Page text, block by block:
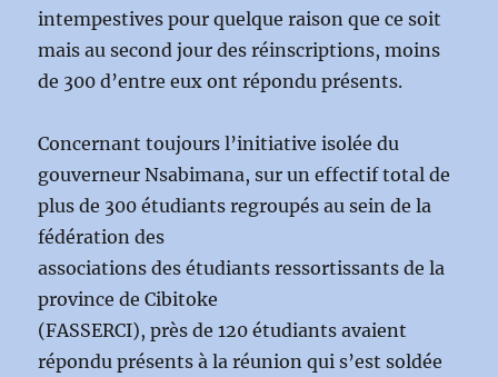
intempestives pour quelque raison que ce soit
mais au second jour des réinscriptions, moins
de 300 d’entre eux ont répondu présents.
Concernant toujours l’initiative isolée du
gouverneur Nsabimana, sur un effectif total de
plus de 300 étudiants regroupés au sein de la
fédération des
associations des étudiants ressortissants de la
province de Cibitoke
(FASSERCI), près de 120 étudiants avaient
répondu présents à la réunion qui s’est soldée